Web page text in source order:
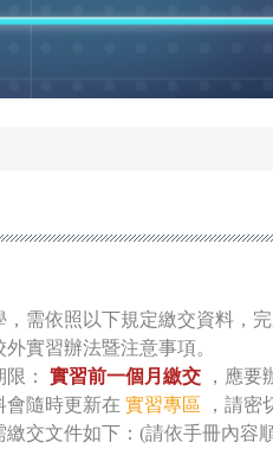
，需依照以下規定繳交資料，
外實習辦法暨注意事項。
：
實習前一個月繳交 ，應要
會隨時更新在 實習專區
，請密
繳交文件如下：(請依手冊內容